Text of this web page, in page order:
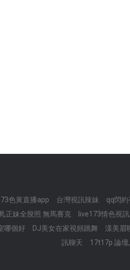
色黃直播app 台灣視訊辣妹 qq閃
,正妹全脫照 無馬賽克 live173情色視訊
哪個好 DJ美女在家視頻跳舞 漾美眉
訊聊天
17t17p 論壇